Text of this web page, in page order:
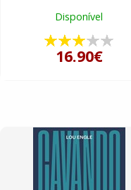
Disponível
16.90€